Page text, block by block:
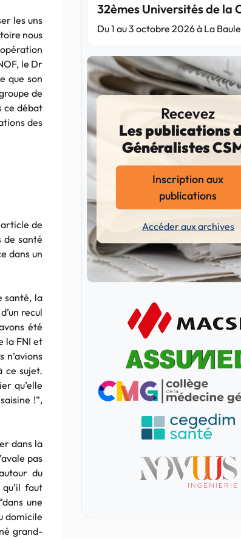
les uns
nous
le Dr
que son
de
ce débat
des
de
de santé
dans un
santé, la
recul
été
la FNI et
n’avions
ce sujet.
qu’elle
!”,
dans la
pas
du
faut
une
domicile
grand-
32èmes Universités de la
Du 1 au 3 octobre 2026 à La Baule
Recevez
Les publications
Généralistes
Inscription aux
publications
Accéder aux archives